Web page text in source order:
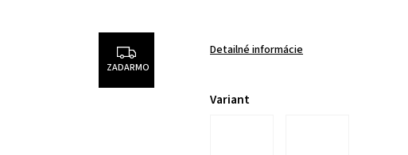
ZADARMO
Detailné informácie
Variant